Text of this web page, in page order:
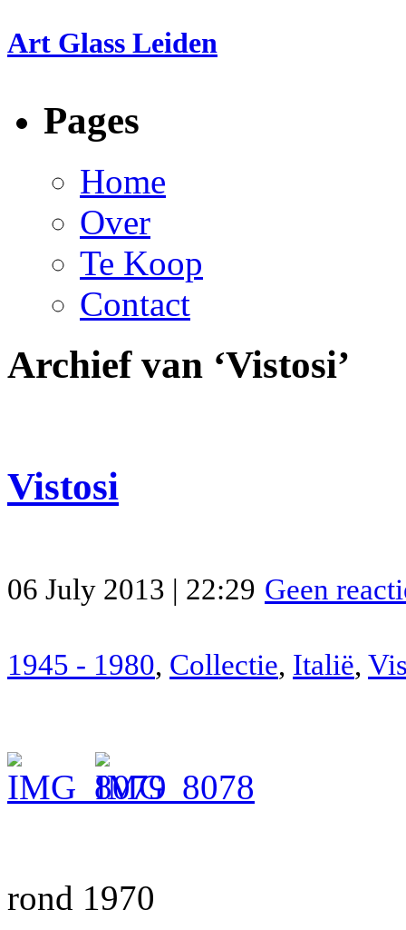
Art Glass Leiden
Pages
Home
Over
Te Koop
Contact
Archief van ‘Vistosi’
Vistosi
06 July 2013 | 22:29 Geen
1945 - 1980, Collectie, Italië,
rond 1970